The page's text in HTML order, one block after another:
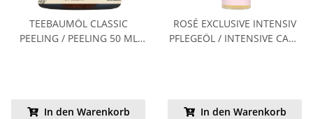
TEEBAUMÖL CLASSIC
PEELING / PEELING 50 ML
In den Warenkorb
ROSÉ EXCLUSIVE INTENSIV
PFLEGEÖL / INTENSIVE CARE
In den Warenkorb